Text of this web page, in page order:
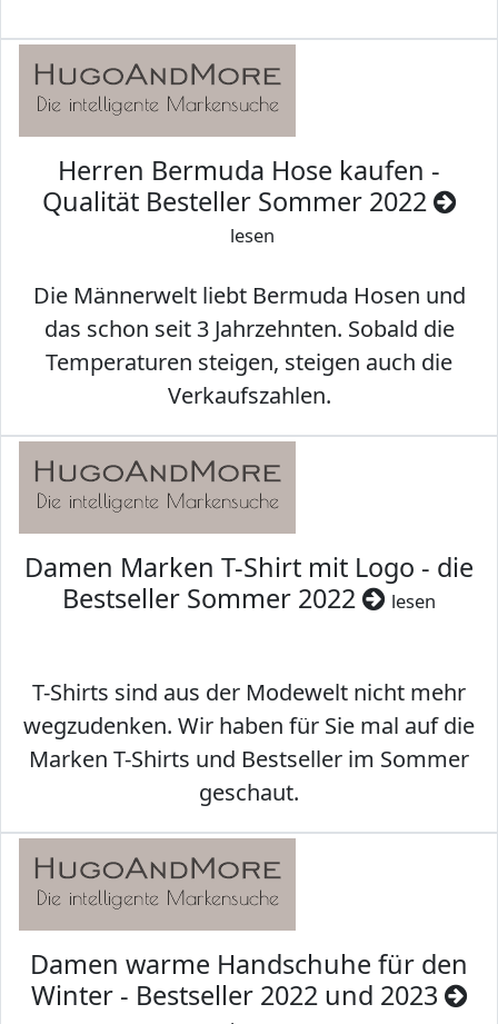
Herren Bermuda Hose kaufen -
Qualität Besteller Sommer 2022
lesen
Die Männerwelt liebt Bermuda Hosen und
das schon seit 3 Jahrzehnten. Sobald die
Temperaturen steigen, steigen auch die
Verkaufszahlen.
Damen Marken T-Shirt mit Logo - die
Bestseller Sommer 2022
lesen
T-Shirts sind aus der Modewelt nicht mehr
wegzudenken. Wir haben für Sie mal auf die
Marken T-Shirts und Bestseller im Sommer
geschaut.
Damen warme Handschuhe für den
Winter - Bestseller 2022 und 2023